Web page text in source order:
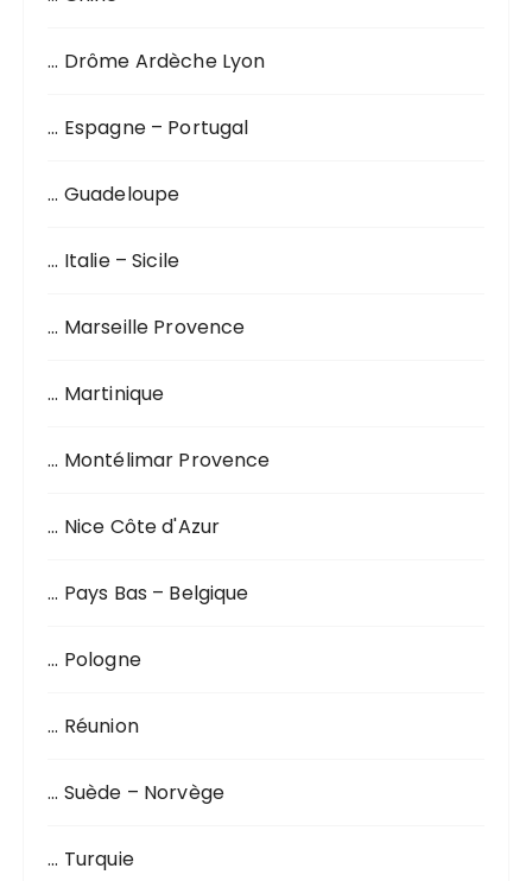
… Drôme Ardèche Lyon
… Espagne – Portugal
… Guadeloupe
… Italie – Sicile
… Marseille Provence
… Martinique
… Montélimar Provence
… Nice Côte d'Azur
… Pays Bas – Belgique
… Pologne
… Réunion
… Suède – Norvège
… Turquie